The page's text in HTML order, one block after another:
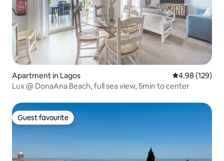
Apartment in Lagos 4.98 out of 5
4.98 (129)
Lux @ DonaAna Beach, full sea view, 5min to center
Guest favourite
Guest favourite